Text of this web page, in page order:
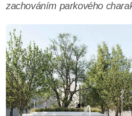
zachováním parkového